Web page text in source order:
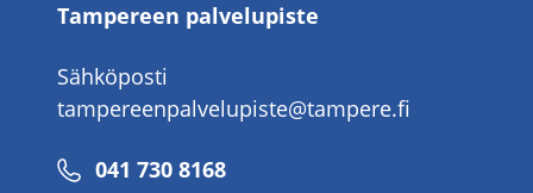
Tampereen palvelupiste
Sähköposti
tampereenpalvelupiste@tampere.fi
Puhelinnumero
041 730 8168